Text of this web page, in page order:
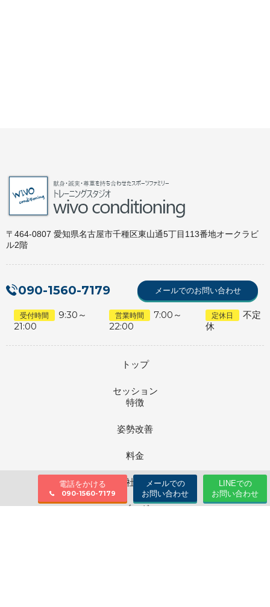
〒464-0807 愛知県名古屋市千種区東山通5丁目113番地オークラビ
ル2階
090-1560-7179 メールでのお問い合わせ
受付時間
9:30～
21:00
営業時間
7:00～
22:00
定休日
不定
休
トップ
セッション
特徴
姿勢改善
料金
会社情報
ブログ
電話をかける
090-1560-7179
メールでの
お問い合わせ
LINEでの
お問い合わせ